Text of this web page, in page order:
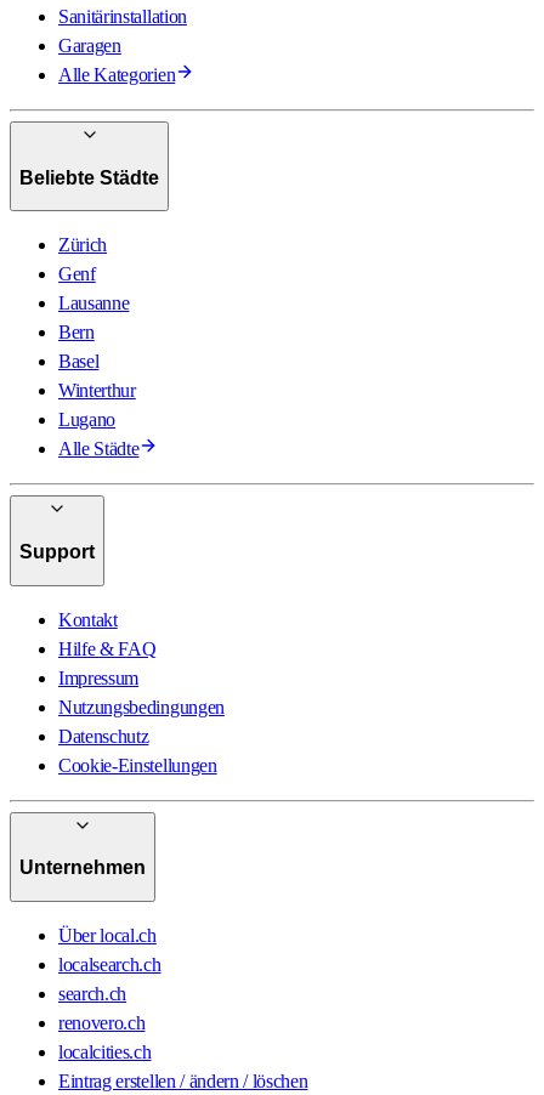
Sanitärinstallation
Garagen
Alle Kategorien
Beliebte Städte
Zürich
Genf
Lausanne
Bern
Basel
Winterthur
Lugano
Alle Städte
Support
Kontakt
Hilfe & FAQ
Impressum
Nutzungsbedingungen
Datenschutz
Cookie-Einstellungen
Unternehmen
Über local.ch
localsearch.ch
search.ch
renovero.ch
localcities.ch
Eintrag erstellen / ändern / löschen